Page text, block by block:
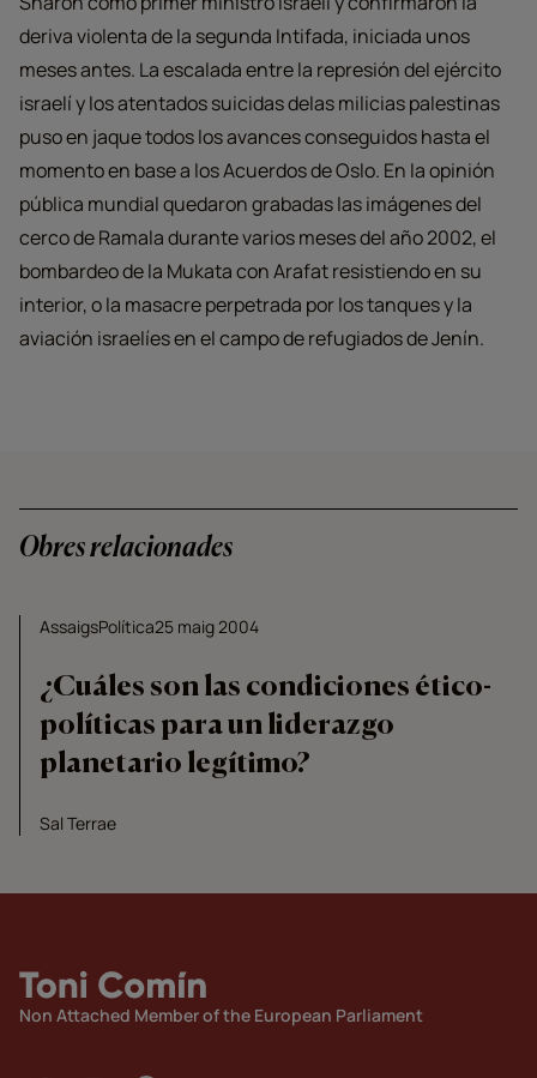
deriva violenta de la segunda Intifada, iniciada unos
meses antes. La escalada entre la represión del ejército
israelí y los atentados suicidas delas milicias palestinas
puso en jaque todos los avances conseguidos hasta el
momento en base a los Acuerdos de Oslo. En la opinión
pública mundial quedaron grabadas las imágenes del
cerco de Ramala durante varios meses del año 2002, el
bombardeo de la Mukata con Arafat resistiendo en su
interior, o la masacre perpetrada por los tanques y la
aviación israelíes en el campo de refugiados de Jenín.
Obres relacionades
AssaigsPolítica25 maig 2004
¿Cuáles son las condiciones ético-
políticas para un liderazgo
planetario legítimo?
Sal Terrae
Non Attached Member of the European Parliament